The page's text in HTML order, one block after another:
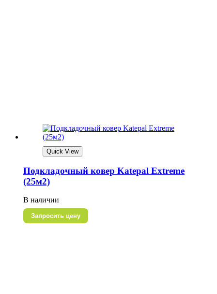
Quick View
Подкладочный ковер Katepal Extreme
(25м2)
В наличии
Запросить цену